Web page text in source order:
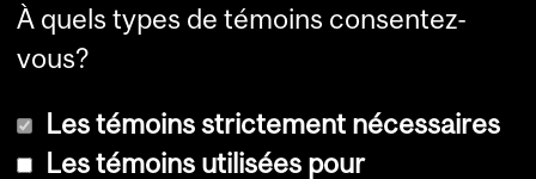
À quels types de témoins consentez-
vous?
Les témoins strictement nécessaires
Les témoins utilisées pour